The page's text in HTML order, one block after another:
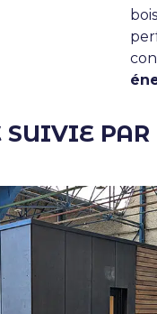
PAR